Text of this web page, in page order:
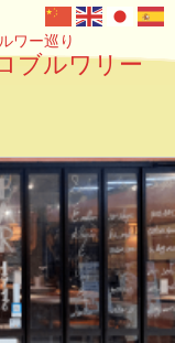
ワー巡り
ブルワリー